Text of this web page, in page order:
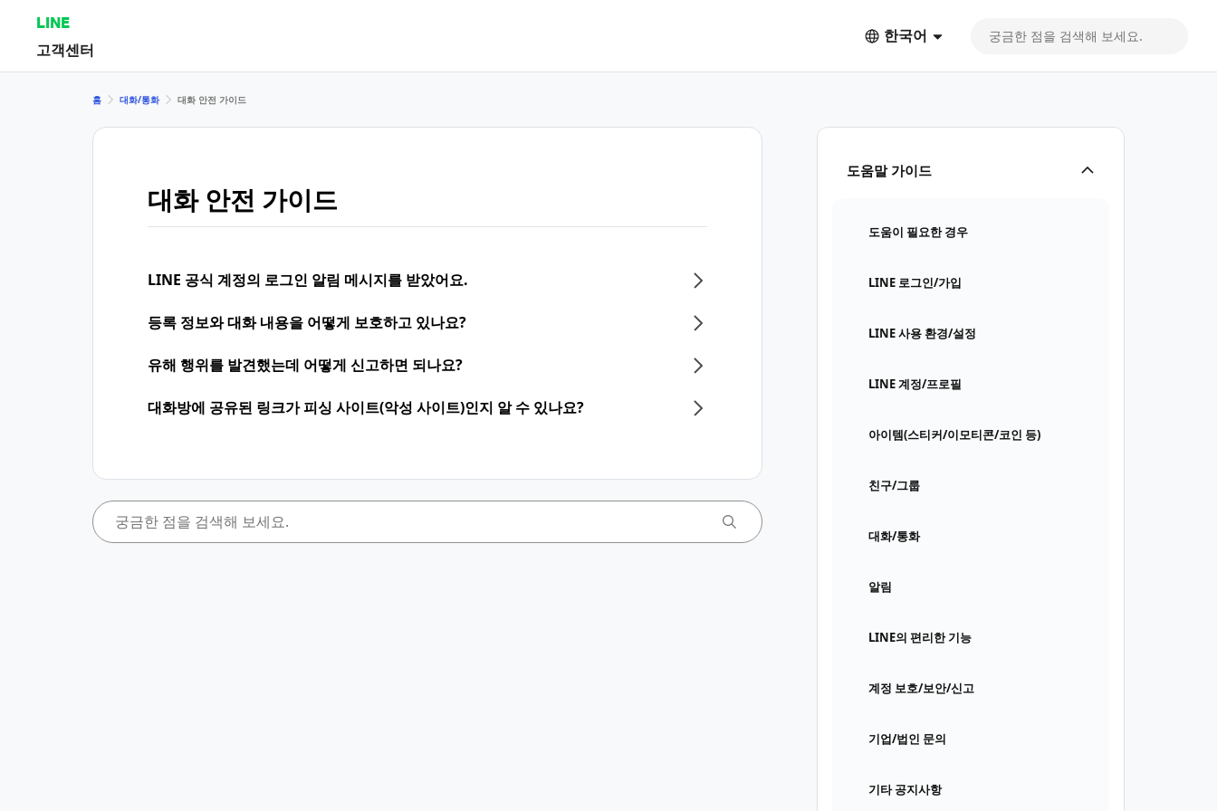
LINE
고객센터
한국어
도움말 가이드
도움이 필요한 경우
LINE 로그인/가입
LINE 사용 환경/설정
LINE 계정/프로필
아이템(스티커/이모티콘/코인 등)
친구/그룹
대화/통화
알림
LINE의 편리한 기능
계정 보호/보안/신고
기업/법인 문의
기타 공지사항
홈 대화/통화 대화 안전 가이드
대화 안전 가이드
LINE 공식 계정의 로그인 알림 메시지를 받았어요.
등록 정보와 대화 내용을 어떻게 보호하고 있나요?
유해 행위를 발견했는데 어떻게 신고하면 되나요?
대화방에 공유된 링크가 피싱 사이트(악성 사이트)인지 알 수 있나요?